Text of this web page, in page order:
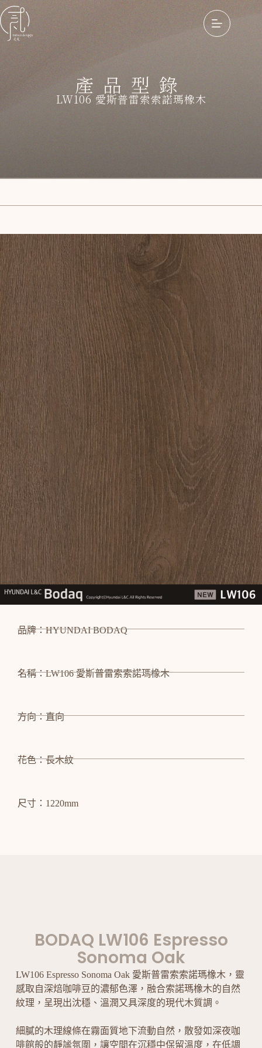
產品型錄
LW106 愛斯普雷索索諾瑪橡木
品牌：HYUNDAI BODAQ
名稱：LW106 愛斯普雷索索諾瑪橡木
方向：直向
花色：長木紋
尺寸：1220mm
BODAQ LW106 Espresso
Sonoma Oak
LW106 Espresso Sonoma Oak 愛斯普雷索索諾瑪橡木，靈
感取自深焙咖啡豆的濃郁色澤，融合索諾瑪橡木的自然
紋理，呈現出沈穩、溫潤又具深度的現代木質調。
細膩的木理線條在霧面質地下流動自然，散發如深夜咖
啡館般的靜謐氛圍，讓空間在沉穩中保留溫度，在低調